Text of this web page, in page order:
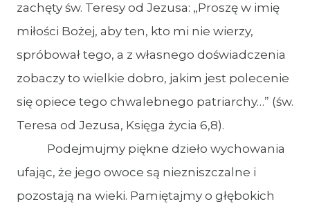
zachęty św. Teresy od Jezusa: „Proszę w imię
miłości Bożej, aby ten, kto mi nie wierzy,
spróbował tego, a z własnego doświadczenia
zobaczy to wielkie dobro, jakim jest polecenie
się opiece tego chwalebnego patriarchy…” (św.
Teresa od Jezusa, Księga życia 6,8).
Podejmujmy piękne dzieło wychowania
ufając, że jego owoce są niezniszczalne i
pozostają na wieki. Pamiętajmy o głębokich